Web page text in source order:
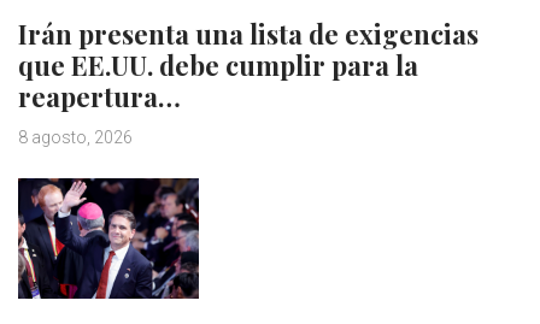
Irán presenta una lista de exigencias
que EE.UU. debe cumplir para la
reapertura…
8 agosto, 2026